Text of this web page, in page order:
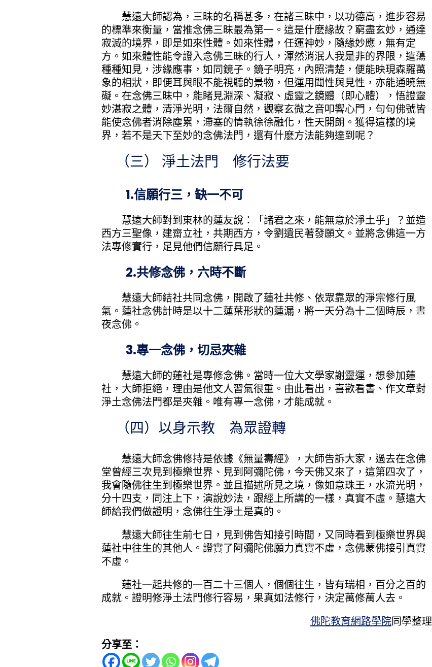
慧遠大師認為，三昧的名稱甚多，在諸三昧中，以功德高，進步容易
的標準來衡量，當推念佛三昧最為第一。這是什麽緣故？窮盡玄妙，通達
寂滅的境界，即是如來性體。如來性體，任運神妙，隨緣妙應，無有定
方。如來體性能令證入念佛三昧的行人，渾然消泯人我是非的界限，遣蕩
種種知見，涉緣應事，如同鏡子。鏡子明亮，內照清楚，便能映現森羅萬
象的相狀，即便耳與眼不能視聽的景物，但運用聞性與見性，亦能通曉無
礙。在念佛三昧中，能睹見淵深、凝寂、虛靈之鏡體（即心體），悟證靈
妙湛寂之體，清淨光明，法爾自然，觀察玄微之音叩響心門，句句佛號皆
能使念佛者消除塵累，滯塞的情執徐徐融化，性天開朗。獲得這樣的境
界，若不是天下至妙的念佛法門，還有什麽方法能夠達到呢？
（三） 淨土法門 修行法要
1.信願行三，缺一不可
慧遠大師對到東林的蓮友說：「諸君之來，能無意於淨土乎」？並造
西方三聖像，建齋立社，共期西方，令劉遺民著發願文。並將念佛這一方
法專修實行，足見他們信願行具足。
2.共修念佛，六時不斷
慧遠大師結社共同念佛，開啟了蓮社共修、依眾靠眾的淨宗修行風
氣。蓮社念佛計時是以十二蓮葉形狀的蓮漏，將一天分為十二個時辰，晝
夜念佛。
3.專一念佛，切忌夾雜
慧遠大師的蓮社是專修念佛。當時一位大文學家謝靈運，想參加蓮
社，大師拒絕，理由是他文人習氣很重。由此看出，喜歡看書、作文章對
淨土念佛法門都是夾雜。唯有專一念佛，才能成就。
（四）以身示教 為眾證轉
慧遠大師念佛修持是依據《無量壽經》，大師告訴大家，過去在念佛
堂曾經三次見到極樂世界、見到阿彌陀佛，今天佛又來了，這第四次了，
我會隨佛往生到極樂世界。並且描述所見之境，像如意珠王，水流光明，
分十四支，同注上下，演說妙法，跟經上所講的一樣，真實不虛。慧遠大
師給我們做證明，念佛往生淨土是真的。
慧遠大師往生前七日，見到佛告知接引時間，又同時看到極樂世界與
蓮社中往生的其他人。證實了阿彌陀佛願力真實不虛，念佛蒙佛接引真實
不虛。
蓮社一起共修的一百二十三個人，個個往生，皆有瑞相，百分之百的
成就。證明修淨土法門修行容易，果真如法修行，決定萬修萬人去。
佛陀教育網路學院同學整理
分享至：